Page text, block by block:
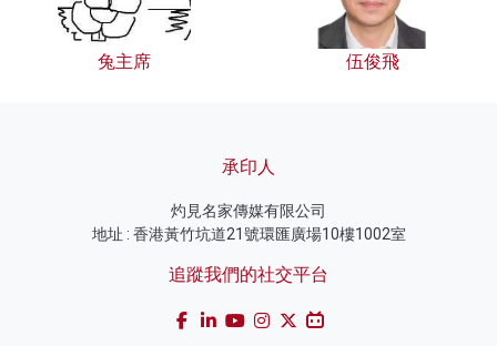
兔主席 伍俊飛
承印人
灼見名家傳媒有限公司
地址 : 香港黃竹坑道21號環匯廣場10樓1002室
追蹤我們的社交平台